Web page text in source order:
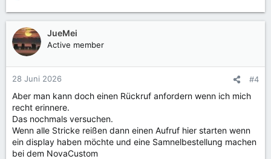
a
k
t
n
n
:
JueMei
Active member
28 Juni 2026 #4
Aber man kann doch einen Rückruf anfordern wenn ich mich
recht erinnere.
Das nochmals versuchen.
Wenn alle Stricke reißen dann einen Aufruf hier starten wenn
ein display haben möchte und eine Samnelbestellung machen
bei dem NovaCustom